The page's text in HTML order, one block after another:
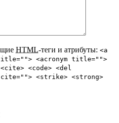
HTML-теги и атрибуты: <a
<acronym title="">
<code> <del
cite=""> <strike> <strong>